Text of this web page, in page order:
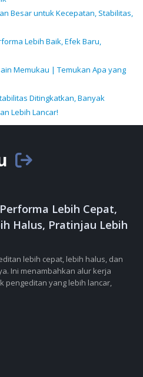
Besar untuk Kecepatan, Stabilitas,
Lebih Baik, Efek Baru,
Memukau | Temukan Apa yang
Ditingkatkan, Banyak
Lebih Lancar!
Lebih Cepat,
Halus, Pratinjau Lebih
lebih cepat, lebih halus, dan
Ini menambahkan alur kerja
pengeditan yang lebih lancar,